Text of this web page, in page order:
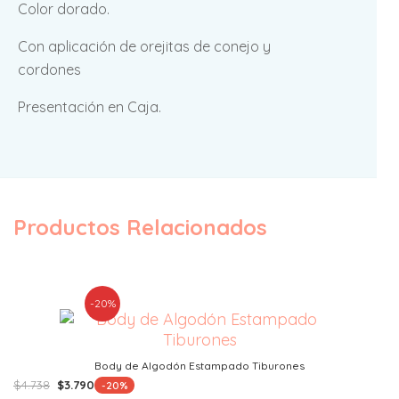
Color dorado.
Con aplicación de orejitas de conejo y
cordones
Presentación en Caja.
Productos Relacionados
Body de Algodón Estampado Tiburones
$4.738 El
$3.790El-20%
-20%